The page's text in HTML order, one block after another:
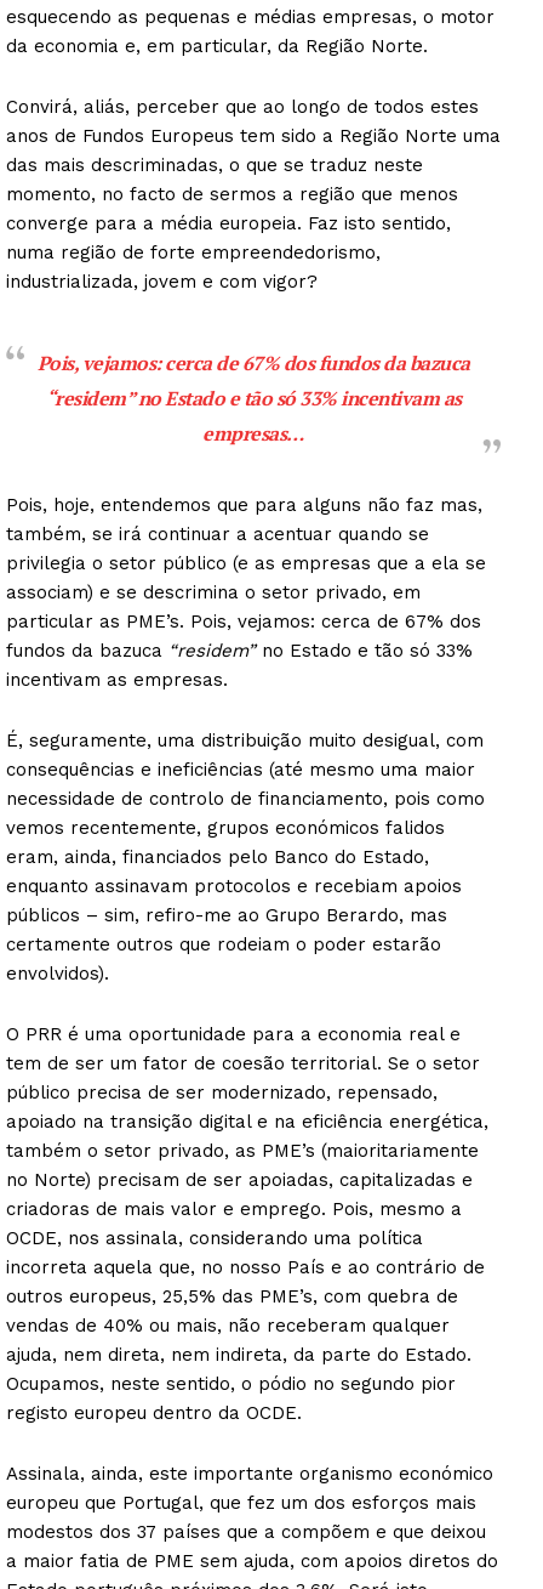
esquecendo as pequenas e médias empresas, o motor
da economia e, em particular, da Região Norte.
Convirá, aliás, perceber que ao longo de todos estes
anos de Fundos Europeus tem sido a Região Norte uma
das mais descriminadas, o que se traduz neste
momento, no facto de sermos a região que menos
converge para a média europeia. Faz isto sentido,
numa região de forte empreendedorismo,
industrializada, jovem e com vigor?
Pois, vejamos: cerca de 67% dos fundos da bazuca
“residem”no Estado e tão só 33% incentivam as
empresas…
Pois, hoje, entendemos que para alguns não faz mas,
também, se irá continuar a acentuar quando se
privilegia o setor público (e as empresas que a ela se
associam) e se descrimina o setor privado, em
particular as PME’s. Pois, vejamos: cerca de 67% dos
fundos da bazuca “residem”no Estado e tão só 33%
incentivam as empresas.
É, seguramente, uma distribuição muito desigual, com
consequências e ineficiências (até mesmo uma maior
necessidade de controlo de financiamento, pois como
vemos recentemente, grupos económicos falidos
eram, ainda, financiados pelo Banco do Estado,
enquanto assinavam protocolos e recebiam apoios
públicos – sim, refiro-me ao Grupo Berardo, mas
certamente outros que rodeiam o poder estarão
envolvidos).
O PRR é uma oportunidade para a economia real e
tem de ser um fator de coesão territorial. Se o setor
público precisa de ser modernizado, repensado,
apoiado na transição digital e na eficiência energética,
também o setor privado, as PME’s (maioritariamente
no Norte) precisam de ser apoiadas, capitalizadas e
criadoras de mais valor e emprego. Pois, mesmo a
OCDE, nos assinala, considerando uma política
incorreta aquela que, no nosso País e ao contrário de
outros europeus, 25,5% das PME’s, com quebra de
vendas de 40% ou mais, não receberam qualquer
ajuda, nem direta, nem indireta, da parte do Estado.
Ocupamos, neste sentido, o pódio no segundo pior
registo europeu dentro da OCDE.
Assinala, ainda, este importante organismo económico
europeu que Portugal, que fez um dos esforços mais
modestos dos 37 países que a compõem e que deixou
a maior fatia de PME sem ajuda, com apoios diretos do